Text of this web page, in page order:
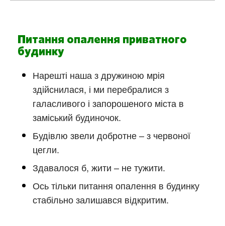
Питання опалення приватного
будинку
Нарешті наша з дружиною мрія
здійснилася, і ми перебралися з
галасливого і запорошеного міста в
заміський будиночок.
Будівлю звели добротне – з червоної
цегли.
Здавалося б, жити – не тужити.
Ось тільки питання опалення в будинку
стабільно залишався відкритим.